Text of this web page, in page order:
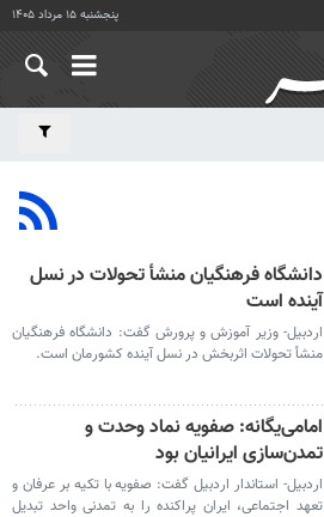
پنجشنبه ۱۵ مرداد ۱۴۰۵
دانشگاه فرهنگیان منشأ تحولات در نسل
آینده است
اردبیل- وزیر آموزش و پرورش گفت: دانشگاه فرهنگیان
منشأ تحولات اثربخش در نسل آینده کشورمان است.
امامی‌یگانه: صفویه نماد وحدت و
تمدن‌سازی ایرانیان بود
اردبیل- استاندار اردبیل گفت: صفویه با تکیه بر عرفان و
تعهد اجتماعی، ایران پراکنده را به تمدنی واحد تبدیل